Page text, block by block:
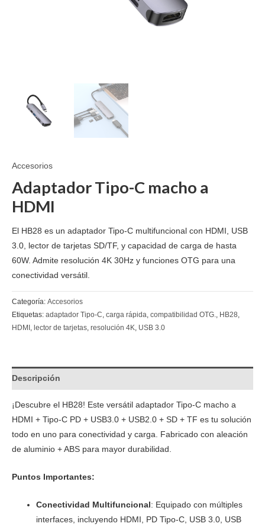
Accesorios
Adaptador Tipo-C macho a
HDMI
El HB28 es un adaptador Tipo-C multifuncional con HDMI, USB
3.0, lector de tarjetas SD/TF, y capacidad de carga de hasta
60W. Admite resolución 4K 30Hz y funciones OTG para una
conectividad versátil.
Categoría: Accesorios
Etiquetas: adaptador Tipo-C, carga rápida, compatibilidad OTG., HB28,
HDMI , lector de tarjetas, resolución 4K, USB 3.0
Descripción
¡Descubre el HB28! Este versátil adaptador Tipo-C macho a
HDMI + Tipo-C PD + USB3.0 + USB2.0 + SD + TF es tu solución
todo en uno para conectividad y carga. Fabricado con aleación
de aluminio + ABS para mayor durabilidad.
Puntos Importantes:
Conectividad Multifuncional : Equipado con múltiples
interfaces, incluyendo HDMI, PD Tipo-C, USB 3.0, USB